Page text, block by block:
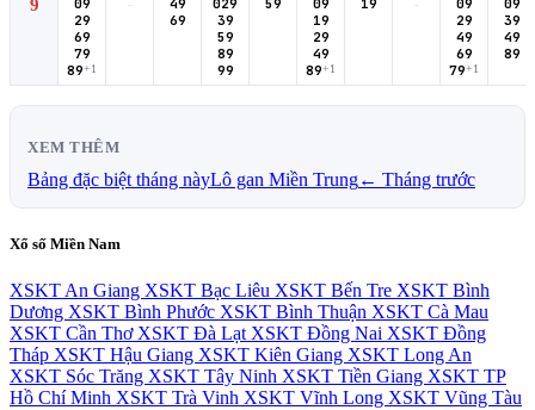
9
09
29
69
79
89+1
-
49
69
029
39
59
89
99
59
09
19
29
49
89+1
19 -
09
29
49
69
79+1
09
39
49
89
XEM THÊM
Bảng đặc biệt tháng nàyLô gan Miền Trung← Tháng trước
Xổ số Miền Nam
XSKT An Giang XSKT Bạc Liêu XSKT Bến Tre XSKT Bình
Dương XSKT Bình Phước XSKT Bình Thuận XSKT Cà Mau
XSKT Cần Thơ XSKT Đà Lạt XSKT Đồng Nai XSKT Đồng
Tháp XSKT Hậu Giang XSKT Kiên Giang XSKT Long An
XSKT Sóc Trăng XSKT Tây Ninh XSKT Tiền Giang XSKT TP
Hồ Chí Minh XSKT Trà Vinh XSKT Vĩnh Long XSKT Vũng Tàu